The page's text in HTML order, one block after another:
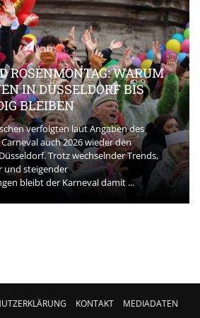
ROSENMONTAG: WARUM
IN DÜSSELDORF BIS
BLEIBEN
verfolgten laut Angaben des
auch 2026 wieder den
Trotz wechselnder Trends,
und steigender
bleibt der Karneval damit ...
KONTAKT MEDIADATEN